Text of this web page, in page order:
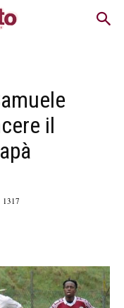
il
1317